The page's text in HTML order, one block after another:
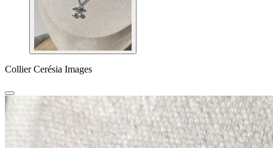
Collier Cerésia Images